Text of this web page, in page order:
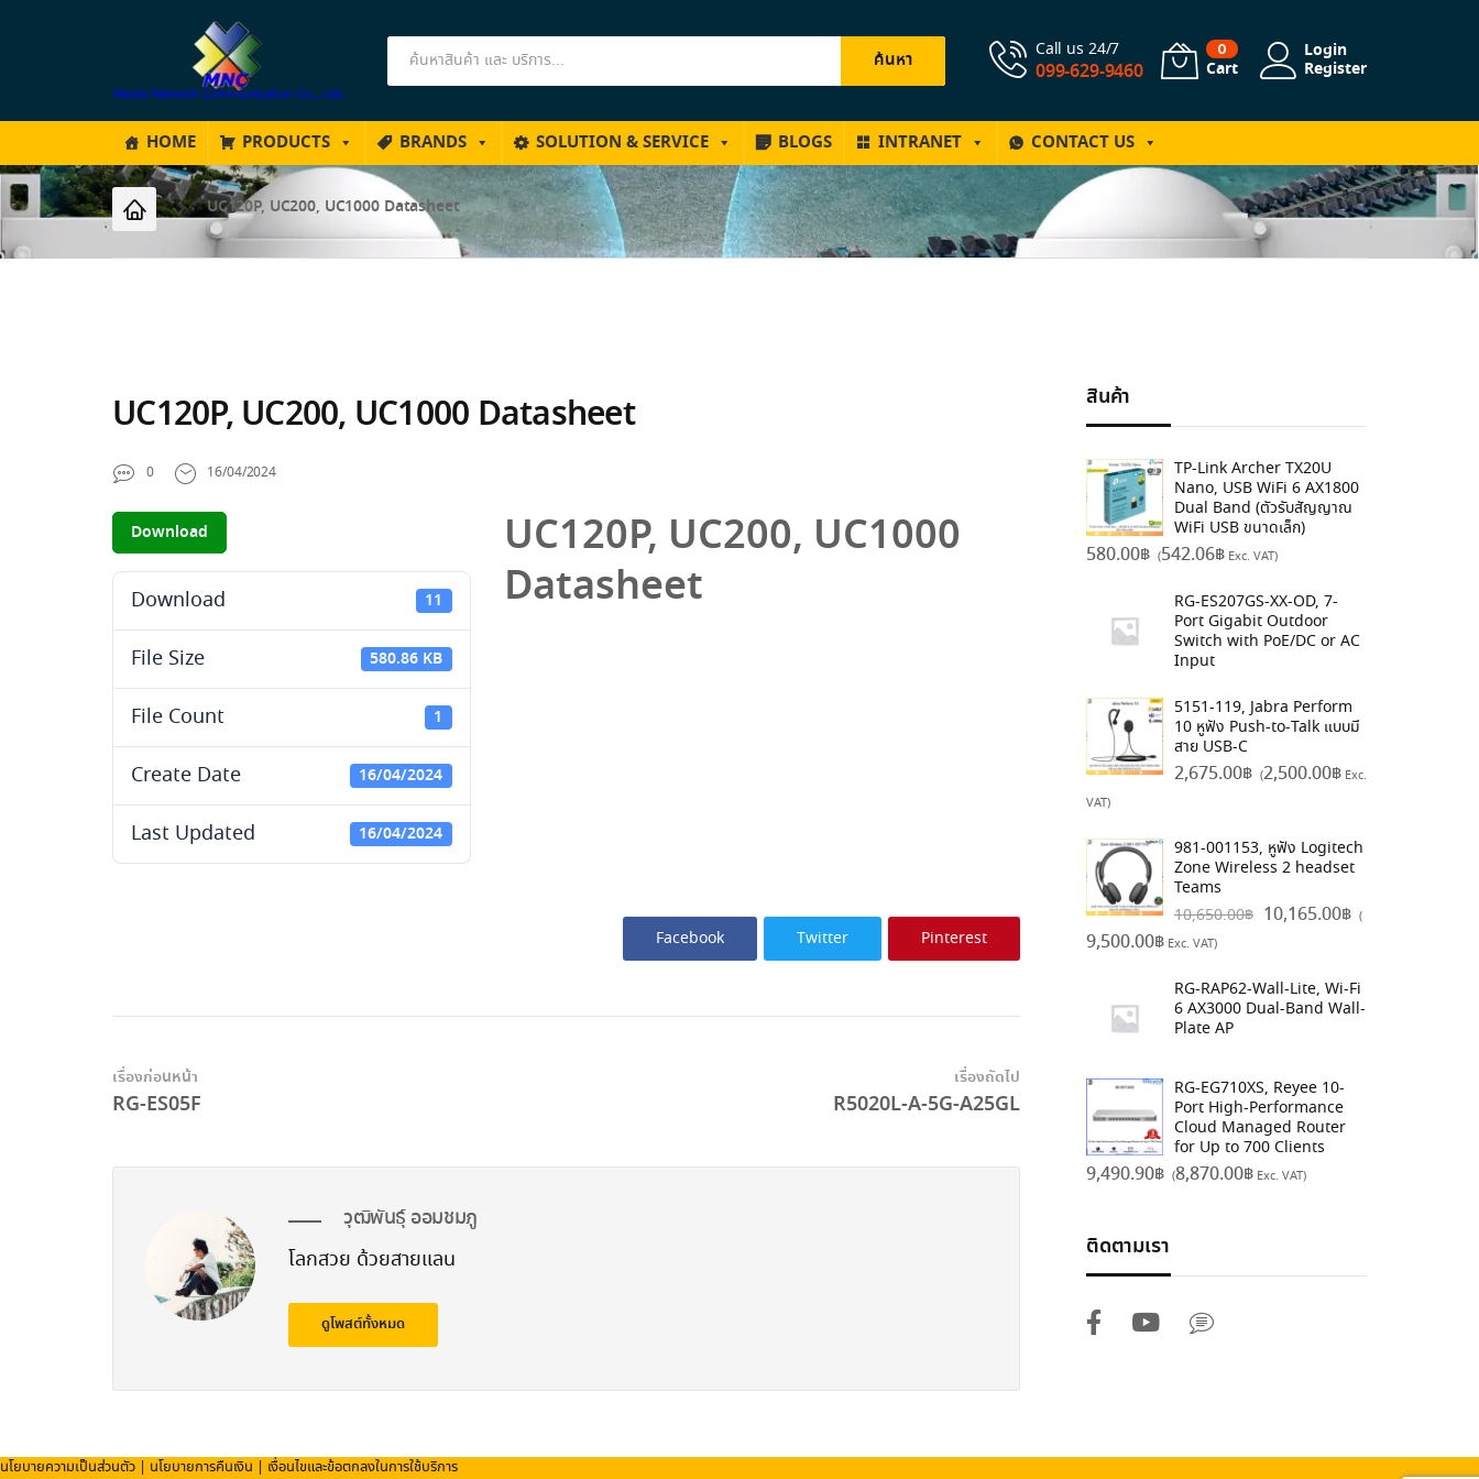
Products
ค้นหา Call us 24/7
099-629-9460
0
Cart
Login
Register
HOME PRODUCTS BRANDS SOLUTION & SERVICE BLOGS INTRANET CONTACT US
UC120P, UC200, UC1000 Datasheet
UC120P, UC200, UC1000 Datasheet
0 16/04/2024
Download
Download 11
File Size 580.86 KB
File Count 1
Create Date 16/04/2024
Last Updated 16/04/2024
UC120P, UC200, UC1000
Datasheet
Facebook Twitter Pinterest
เรื่องก่อนหน้า
RG-ES05F
เรื่องถัดไป
R5020L-A-5G-A25GL
วุฒิพันธุ์ ออมชมภู
โลกสวย ด้วยสายแลน
ดูโพสต์ทั้งหมด
สินค้า
TP-Link Archer TX20U
Nano, USB WiFi 6 AX1800
Dual Band (ตัวรับสัญญาณ
WiFi USB ขนาดเล็ก)
580.00฿ (542.06฿ Exc. VAT)
RG-ES207GS-XX-OD, 7-
Port Gigabit Outdoor
Switch with PoE/DC or AC
Input
5151-119, Jabra Perform
10 หูฟัง Push-to-Talk แบบมี
สาย USB-C
2,675.00฿ (2,500.00฿ Exc.
VAT)
981-001153, หูฟัง Logitech
Zone Wireless 2 headset
Teams
10,650.00฿ 10,165.00฿ (
9,500.00฿ Exc. VAT)
RG-RAP62-Wall-Lite, Wi-Fi
6 AX3000 Dual-Band Wall-
Plate AP
RG-EG710XS, Reyee 10-
Port High-Performance
Cloud Managed Router
for Up to 700 Clients
9,490.90฿ (8,870.00฿ Exc. VAT)
ติดตามเรา
นโยบายความเป็นส่วนตัว | นโยบายการคืนเงิน | เงื่อนไขและข้อตกลงในการใช้บริการ